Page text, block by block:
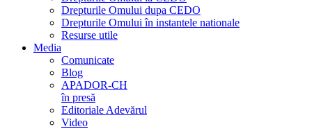
Drepturile Omului dupa CEDO
Drepturile Omului în instantele nationale
Resurse utile
Media
Comunicate
Blog
APADOR-CH
în presă
Editoriale Adevărul
Video